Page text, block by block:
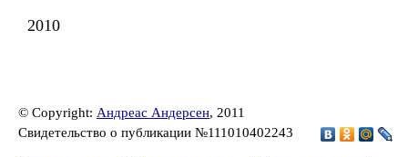
2010
© Copyright: Андреас Андерсен, 2011
Свидетельство о публикации №111010402243